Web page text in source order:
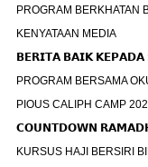
PROGRAM BERKHATAN
KENYATAAN MEDIA
𝗕𝗘𝗥𝗜𝗧𝗔 𝗕𝗔𝗜𝗞
PROGRAM BERSAMA
PIOUS CALIPH CAMP
𝗖𝗢𝗨𝗡𝗧𝗗𝗢𝗪𝗡
KURSUS HAJI BERSIRI